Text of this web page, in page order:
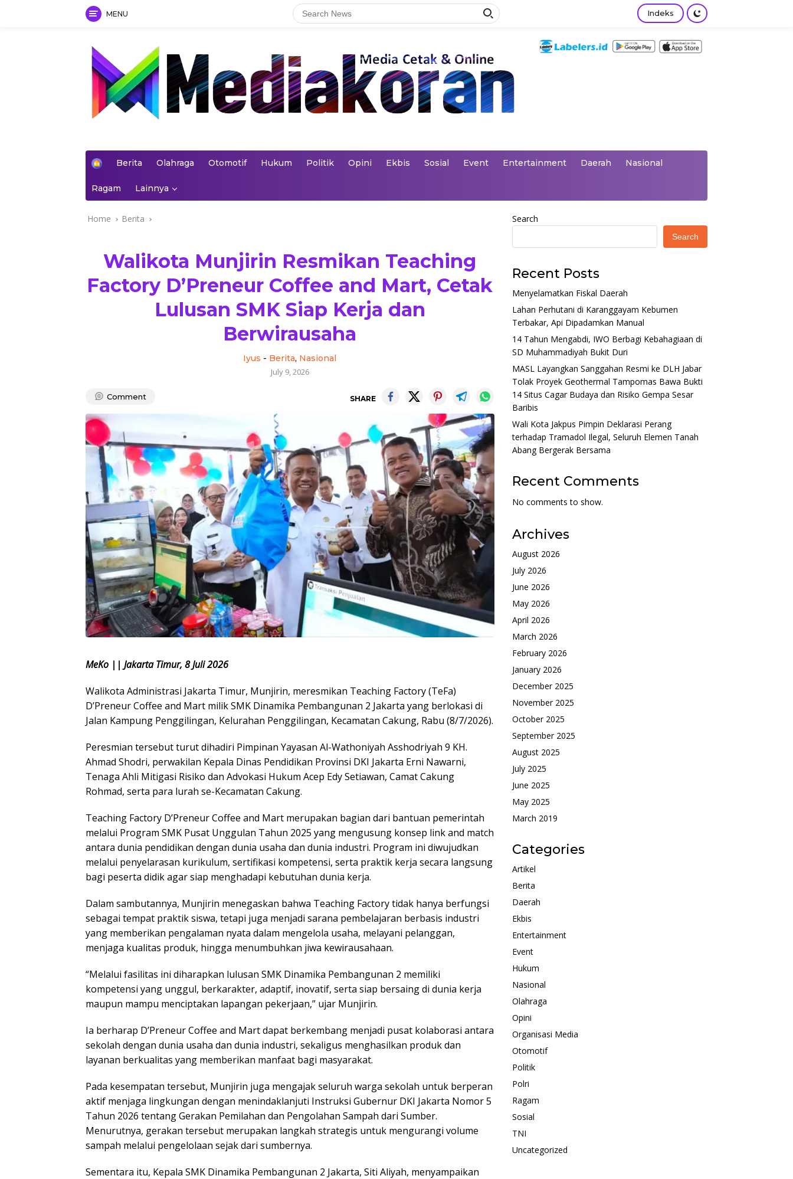
MENU Indeks
H
e
Berita Olahraga Otomotif Hukum Politik Opini Ekbis Sosial Event Entertainment Daerah Nasional
Ragam Lainnya
Home Berita
Walikota Munjirin Resmikan Teaching
Factory D’Preneur Coffee and Mart, Cetak
Lulusan SMK Siap Kerja dan
Berwirausaha
Iyus - Berita, Nasional
July 9, 2026
Comment SHARE
MeKo || Jakarta Timur, 8 Juli 2026
Walikota Administrasi Jakarta Timur, Munjirin, meresmikan Teaching Factory (TeFa)
D’Preneur Coffee and Mart milik SMK Dinamika Pembangunan 2 Jakarta yang berlokasi di
Jalan Kampung Penggilingan, Kelurahan Penggilingan, Kecamatan Cakung, Rabu (8/7/2026).
Peresmian tersebut turut dihadiri Pimpinan Yayasan Al-Wathoniyah Asshodriyah 9 KH.
Ahmad Shodri, perwakilan Kepala Dinas Pendidikan Provinsi DKI Jakarta Erni Nawarni,
Tenaga Ahli Mitigasi Risiko dan Advokasi Hukum Acep Edy Setiawan, Camat Cakung
Rohmad, serta para lurah se-Kecamatan Cakung.
Teaching Factory D’Preneur Coffee and Mart merupakan bagian dari bantuan pemerintah
melalui Program SMK Pusat Unggulan Tahun 2025 yang mengusung konsep link and match
antara dunia pendidikan dengan dunia usaha dan dunia industri. Program ini diwujudkan
melalui penyelarasan kurikulum, sertifikasi kompetensi, serta praktik kerja secara langsung
bagi peserta didik agar siap menghadapi kebutuhan dunia kerja.
Dalam sambutannya, Munjirin menegaskan bahwa Teaching Factory tidak hanya berfungsi
sebagai tempat praktik siswa, tetapi juga menjadi sarana pembelajaran berbasis industri
yang memberikan pengalaman nyata dalam mengelola usaha, melayani pelanggan,
menjaga kualitas produk, hingga menumbuhkan jiwa kewirausahaan.
“Melalui fasilitas ini diharapkan lulusan SMK Dinamika Pembangunan 2 memiliki
kompetensi yang unggul, berkarakter, adaptif, inovatif, serta siap bersaing di dunia kerja
maupun mampu menciptakan lapangan pekerjaan,” ujar Munjirin.
Ia berharap D’Preneur Coffee and Mart dapat berkembang menjadi pusat kolaborasi antara
sekolah dengan dunia usaha dan dunia industri, sekaligus menghasilkan produk dan
layanan berkualitas yang memberikan manfaat bagi masyarakat.
Pada kesempatan tersebut, Munjirin juga mengajak seluruh warga sekolah untuk berperan
aktif menjaga lingkungan dengan menindaklanjuti Instruksi Gubernur DKI Jakarta Nomor 5
Tahun 2026 tentang Gerakan Pemilahan dan Pengolahan Sampah dari Sumber.
Menurutnya, gerakan tersebut merupakan langkah strategis untuk mengurangi volume
sampah melalui pengelolaan sejak dari sumbernya.
Sementara itu, Kepala SMK Dinamika Pembangunan 2 Jakarta, Siti Aliyah, menyampaikan
Search
Search
Recent Posts
Menyelamatkan Fiskal Daerah
Lahan Perhutani di Karanggayam Kebumen
Terbakar, Api Dipadamkan Manual
14 Tahun Mengabdi, IWO Berbagi Kebahagiaan di
SD Muhammadiyah Bukit Duri
MASL Layangkan Sanggahan Resmi ke DLH Jabar
Tolak Proyek Geothermal Tampomas Bawa Bukti
14 Situs Cagar Budaya dan Risiko Gempa Sesar
Baribis
Wali Kota Jakpus Pimpin Deklarasi Perang
terhadap Tramadol Ilegal, Seluruh Elemen Tanah
Abang Bergerak Bersama
Recent Comments
No comments to show.
Archives
August 2026
July 2026
June 2026
May 2026
April 2026
March 2026
February 2026
January 2026
December 2025
November 2025
October 2025
September 2025
August 2025
July 2025
June 2025
May 2025
March 2019
Categories
Artikel
Berita
Daerah
Ekbis
Entertainment
Event
Hukum
Nasional
Olahraga
Opini
Organisasi Media
Otomotif
Politik
Polri
Ragam
Sosial
TNI
Uncategorized